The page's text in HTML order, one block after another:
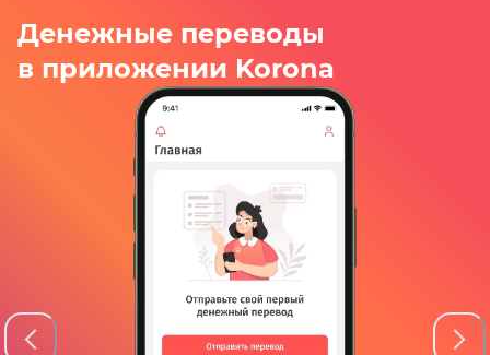
Денежные переводы
в приложении Korona